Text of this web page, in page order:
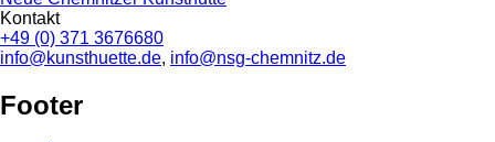
Kontakt
+49 (0) 371 3676680
info@kunsthuette.de, info@nsg-chemnitz.de
Footer